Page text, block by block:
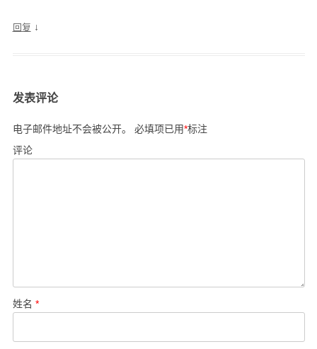
回复 ↓
发表评论
电子邮件地址不会被公开。 必填项已用*标注
评论
姓名 *